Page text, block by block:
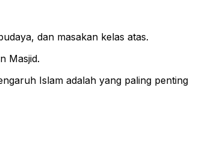
dan masakan kelas atas.
Masjid.
Islam adalah yang paling penting